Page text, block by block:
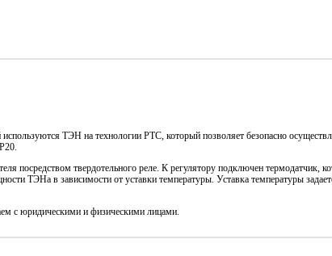
используются ТЭН на технологии PTC, который позволяет безопасно
посредством твердотельного реле. К регулятору подключен
ТЭНа в зависимости от уставки температуры. Уставка температуры
с юридическими и физическими лицами.